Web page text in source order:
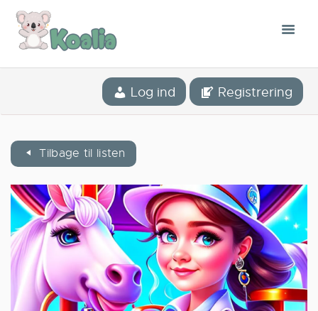
MOBILAPPLIKATIONEN
BIBLIOTEKET
CONTACT
DANSK
Log ind Registrering
Tilbage til listen